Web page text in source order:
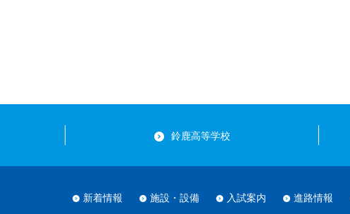
鈴鹿高等学校
新着情報 施設・設備 入試案内 進路情報